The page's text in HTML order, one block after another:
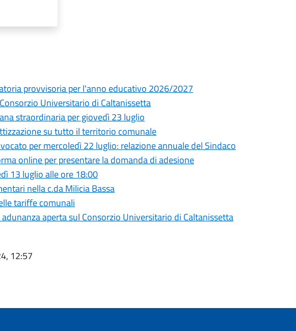
provvisoria per l'anno educativo 2026/2027
Universitario di Caltanissetta
straordinaria per giovedì 23 luglio
su tutto il territorio comunale
per mercoledì 22 luglio: relazione annuale del Sindaco
online per presentare la domanda di adesione
13 luglio alle ore 18:00
nella c.da Milicia Bassa
tariffe comunali
aperta sul Consorzio Universitario di Caltanissetta
12:57